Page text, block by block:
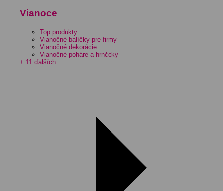
Vianoce
Top produkty
Vianočné balíčky pre firmy
Vianočné dekorácie
Vianočné poháre a hrnčeky
+ 11 ďalších